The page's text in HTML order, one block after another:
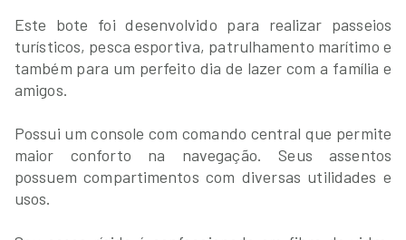
Este bote foi desenvolvido para realizar passeios
turísticos, pesca esportiva, patrulhamento marítimo e
também para um perfeito dia de lazer com a família e
amigos.
Possui um console com comando central que permite
maior conforto na navegação. Seus assentos
possuem compartimentos com diversas utilidades e
usos.